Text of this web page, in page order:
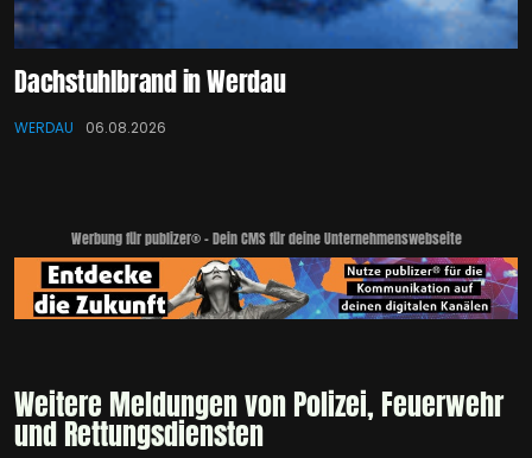
Dachstuhlbrand in Werdau
WERDAU 06.08.2026
Werbung für publizer® - Dein CMS für deine Unternehmenswebseite
Weitere Meldungen von Polizei, Feuerwehr
und Rettungsdiensten